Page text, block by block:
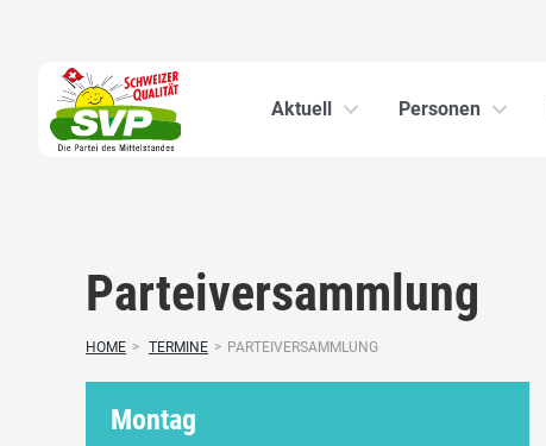
Aktuell Personen
Parteiversammlung
HOME > TERMINE > PARTEIVERSAMMLUNG
Montag